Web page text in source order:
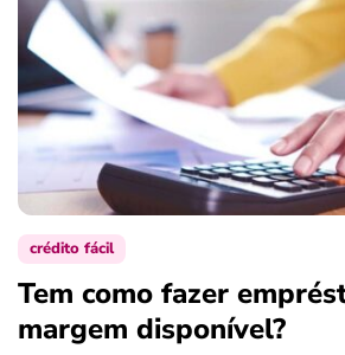
crédito fácil
Tem como fazer
margem disponível?